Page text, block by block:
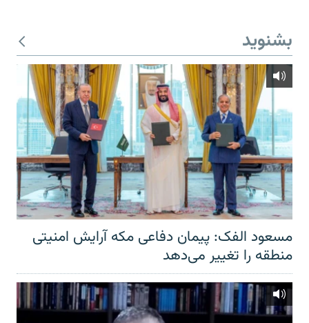
بشنوید
مسعود الفک: پیمان دفاعی مکه آرایش امنیتی
منطقه را تغییر می‌دهد